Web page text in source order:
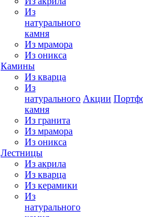
Из
натурального
камня
Из мрамора
Из оникса
Камины
Из кварца
Из
натурального
камня
Из гранита
Из мрамора
Из оникса
Лестницы
Из акрила
Из кварца
Из керамики
Из
натурального
Акции